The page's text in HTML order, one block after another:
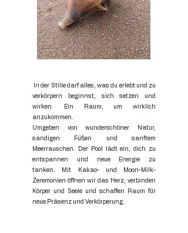
In der Stille darf alles, was du erlebt und zu
verkörpern beginnst, sich setzen und
wirken. Ein Raum, um wirklich
anzukommen.
Umgeben von wunderschöner Natur,
sandigen Füßen und sanftem
Meerrauschen. Der Pool lädt ein, dich zu
entspannen und neue Energie zu
tanken.
Mit Kakao- und Moon-Milk-
Zeremonien öffnen wir das Herz, verbinden
Körper und Seele und schaffen Raum für
neue Präsenz und Verkörperung.